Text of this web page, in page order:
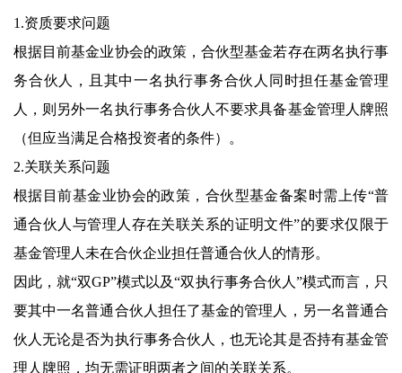
1.资质要求问题
根据目前基金业协会的政策，合伙型基金若存在两名执行事
务合伙人，且其中一名执行事务合伙人同时担任基金管理
人，则另外一名执行事务合伙人不要求具备基金管理人牌照
（但应当满足合格投资者的条件）。
2.关联关系问题
根据目前基金业协会的政策，合伙型基金备案时需上传“普
通合伙人与管理人存在关联关系的证明文件”的要求仅限于
基金管理人未在合伙企业担任普通合伙人的情形。
因此，就“双GP”模式以及“双执行事务合伙人”模式而言，只
要其中一名普通合伙人担任了基金的管理人，另一名普通合
伙人无论是否为执行事务合伙人，也无论其是否持有基金管
理人牌照，均无需证明两者之间的关联关系。